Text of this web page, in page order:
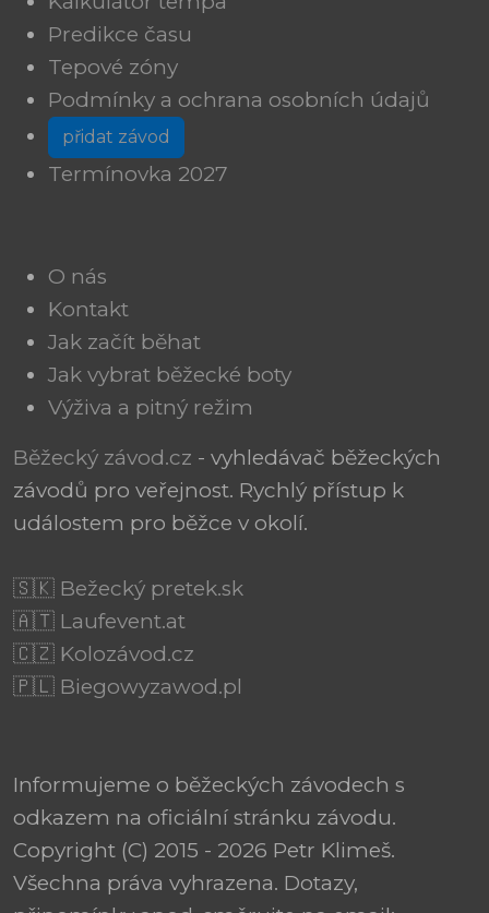
Predikce času
Tepové zóny
Podmínky a ochrana osobních údajů
přidat závod
Termínovka 2027
O nás
Kontakt
Jak začít běhat
Jak vybrat běžecké boty
Výživa a pitný režim
Běžecký závod.cz - vyhledávač běžeckých
závodů pro veřejnost. Rychlý přístup k
událostem pro běžce v okolí.
🇸🇰 Bežecký pretek.sk
🇦🇹 Laufevent.at
🇨🇿 Kolozávod.cz
🇵🇱 Biegowyzawod.pl
Informujeme o běžeckých závodech s
odkazem na oficiální stránku závodu.
Copyright (C) 2015 - 2026 Petr Klimeš.
Všechna práva vyhrazena. Dotazy,